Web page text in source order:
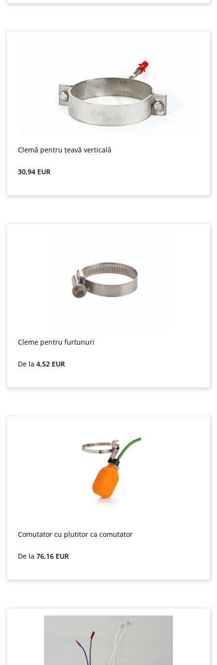
Clemă pentru țeavă verticală
Preț obișnuit:
30,94 EUR
Cleme pentru furtunuri
Preț obișnuit:
De la 4,52 EUR
Comutator cu plutitor ca comutator
Preț obișnuit:
De la 76,16 EUR